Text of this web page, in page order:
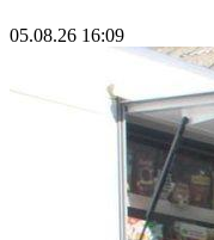
05.08.26 16:09